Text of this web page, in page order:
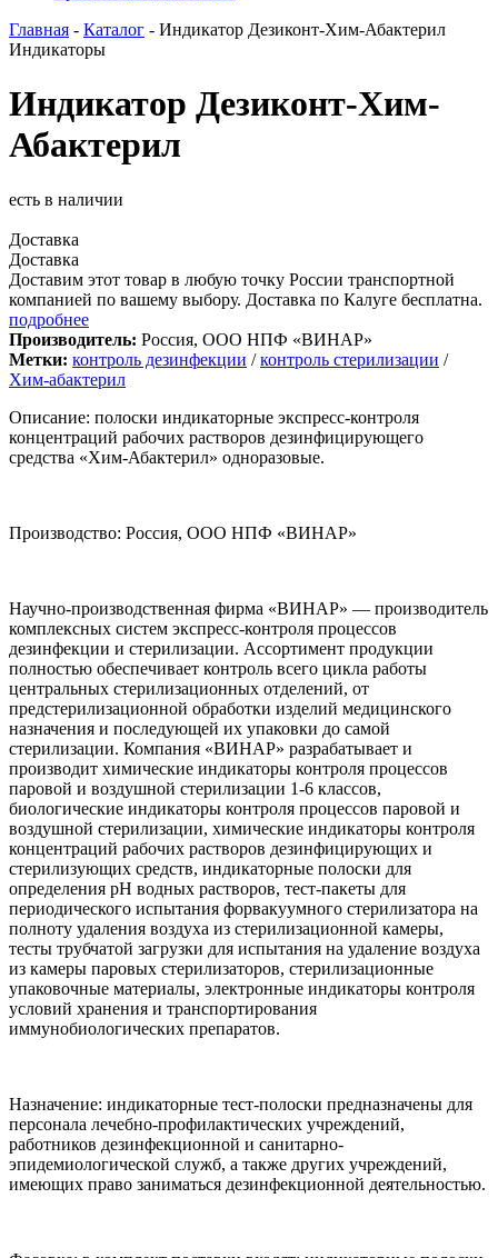
Главная - Каталог - Индикатор Дезиконт-Хим-Абактерил
Индикаторы
Индикатор Дезиконт-Хим-
Абактерил
есть в наличии
Доставка
Доставка
Доставим этот товар в любую точку России транспортной
компанией по вашему выбору. Доставка по Калуге бесплатна.
подробнее
Производитель: Россия, ООО НПФ «ВИНАР»
Метки: контроль дезинфекции /контроль стерилизации /
Хим-абактерил
Описание: полоски индикаторные экспресс-контроля
концентраций рабочих растворов дезинфицирующего
средства «Хим-Абактерил» одноразовые.
Производство: Россия, ООО НПФ «ВИНАР»
Научно-производственная фирма «ВИНАР» — производитель
комплексных систем экспресс-контроля процессов
дезинфекции и стерилизации. Ассортимент продукции
полностью обеспечивает контроль всего цикла работы
центральных стерилизационных отделений, от
предстерилизационной обработки изделий медицинского
назначения и последующей их упаковки до самой
стерилизации. Компания «ВИНАР» разрабатывает и
производит химические индикаторы контроля процессов
паровой и воздушной стерилизации 1-6 классов,
биологические индикаторы контроля процессов паровой и
воздушной стерилизации, химические индикаторы контроля
концентраций рабочих растворов дезинфицирующих и
стерилизующих средств, индикаторные полоски для
определения рН водных растворов, тест-пакеты для
периодического испытания форвакуумного стерилизатора на
полноту удаления воздуха из стерилизационной камеры,
тесты трубчатой загрузки для испытания на удаление воздуха
из камеры паровых стерилизаторов, стерилизационные
упаковочные материалы, электронные индикаторы контроля
условий хранения и транспортирования
иммунобиологических препаратов.
Назначение: индикаторные тест-полоски предназначены для
персонала лечебно-профилактических учреждений,
работников дезинфекционной и санитарно-
эпидемиологической служб, а также других учреждений,
имеющих право заниматься дезинфекционной деятельностью.